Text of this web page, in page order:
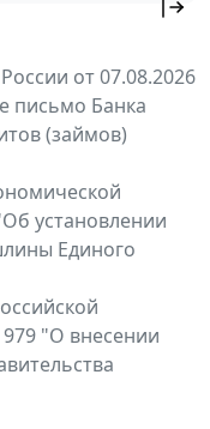
от 07.08.2026
письмо Банка
(займов)
установлении
Единого
"О внесении